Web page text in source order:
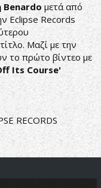
Benardo μετά από
Eclipse Records
Μαζί με την
το πρώτο βίντεο με
ItsCourse'
RECORDS